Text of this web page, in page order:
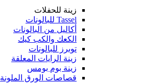
زينة للحفلات
Tassel للبالونات
أكاليل من البالونات
الكعك والكب كيك
توبرز للبالونات
زينة الرايات المعلقة
زينة بوم بومس
قصاصات الورق الملونة